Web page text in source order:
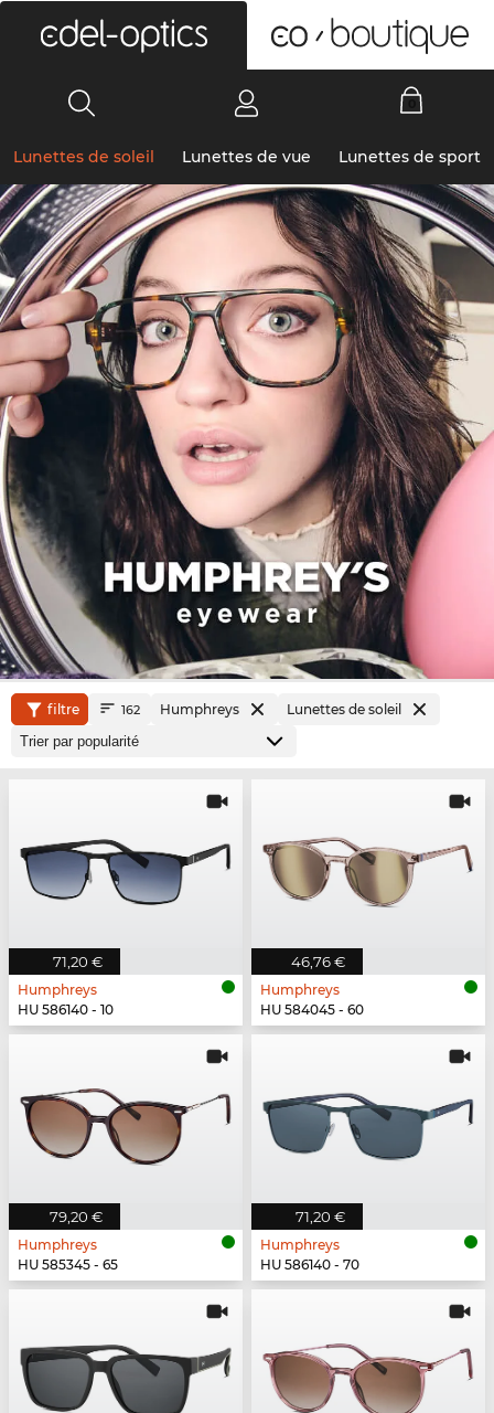
Lunettes de soleil Lunettes de vue Lunettes de sport
filtre 162 Humphreys Lunettes de soleil
71,20 €
Humphreys
HU 586140 - 10
46,76 €
Humphreys
HU 584045 - 60
79,20 €
Humphreys
HU 585345 - 65
71,20 €
Humphreys
HU 586140 - 70